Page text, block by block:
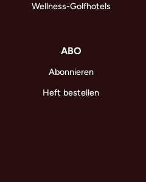
Wellness-Golfhotels
ABO
Abonnieren
Heft bestellen